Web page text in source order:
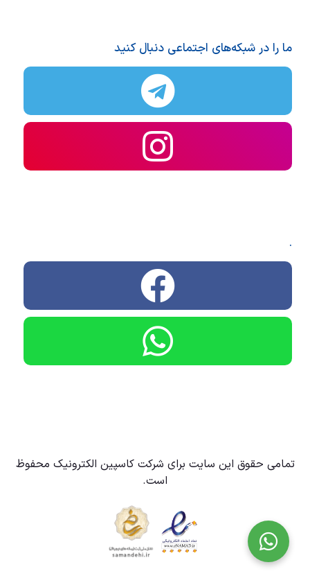
ما را در شبکه‌های اجتماعی دنبال کنید
.
تمامی حقوق این سایت برای شرکت کاسپین الکترونیک محفوظ
است.